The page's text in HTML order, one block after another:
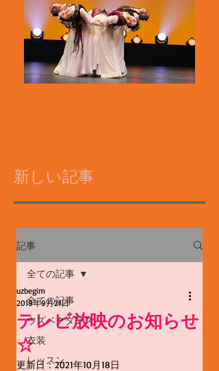
新しい記事
記事
全ての記事
ウズベクダンス
衣装
レッスン
全ての記事
テレビ放映のお知らせ
☆
uzbegim
2019年9月21日
更新日：2021年10月18日